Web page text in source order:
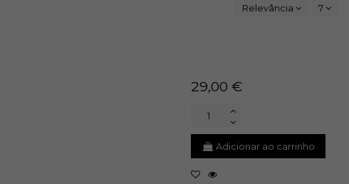
Relevância 7
29,00 €
Adicionar ao carrinho